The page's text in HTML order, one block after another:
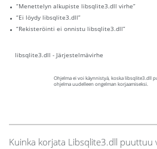
“Menettelyn alkupiste libsqlite3.dll virhe”
“Ei löydy libsqlite3.dll”
“Rekisteröinti ei onnistu libsqlite3.dll”
libsqlite3.dll - Järjestelmävirhe
Ohjelma ei voi käynnistyä, koska libsqlite3.dll
ohjelma uudelleen ongelman korjaamiseksi.
Kuinka korjata Libsqlite3.dll puuttuu